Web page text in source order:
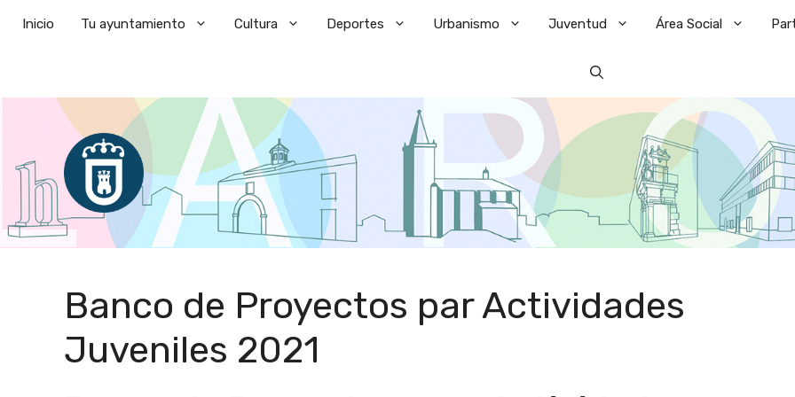
Inicio Tu ayuntamiento Cultura Deportes Urbanismo Juventud Área Social
Banco de Proyectos par Actividades
Juveniles 2021